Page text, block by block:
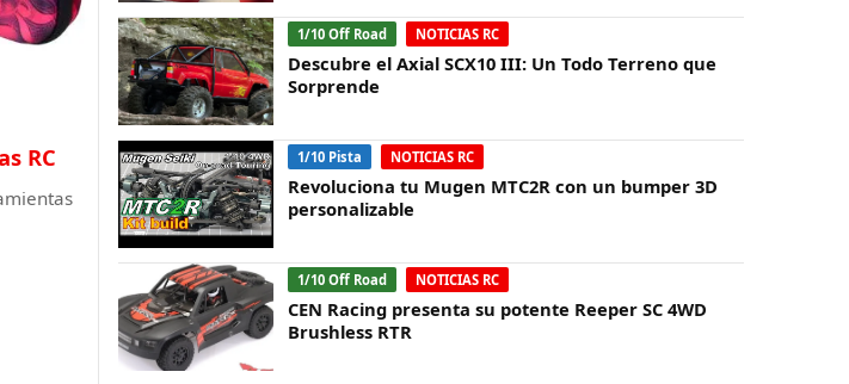
RC
1/10 Off Road NOTICIAS RC
Descubre el Axial SCX10 III: Un Todo Terreno que
Sorprende
1/10 Pista NOTICIAS RC
Revoluciona tu Mugen MTC2R con un bumper 3D
personalizable
1/10 Off Road NOTICIAS RC
CEN Racing presenta su potente Reeper SC 4WD
Brushless RTR